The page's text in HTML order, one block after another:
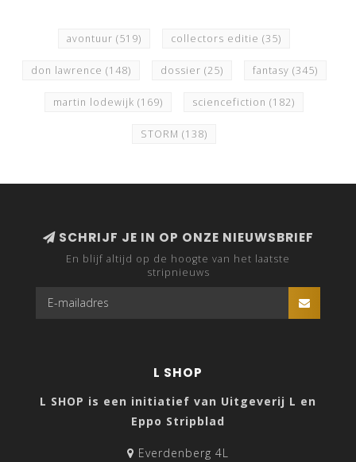
avontuur (519) collectors editie (35)
don lawrence (148) dossier (25) fantasy (345)
martin lodewijk (169) sciencefiction (182)
STORM (138)
SCHRIJF JE IN OP ONZE NIEUWSBRIEF
En blijf altijd op de hoogte van het laatste
stripnieuws
L SHOP
L SHOP is een initiatief van Uitgeverij L en
Eppo Stripblad
Everdenberg 4L